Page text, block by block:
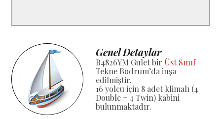
Genel Detaylar
B4826YM Gulet bir Üst Sınıf
Tekne Bodrum’da inşa
edilmiştir.
16 yolcu için 8 adet klimalı (4
Double + 4 Twin) kabini
bulunmaktadır.